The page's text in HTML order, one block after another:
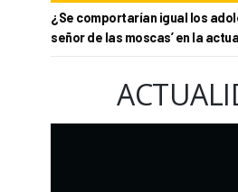
¿Se comportarían igual los
señor de las moscas’ en la